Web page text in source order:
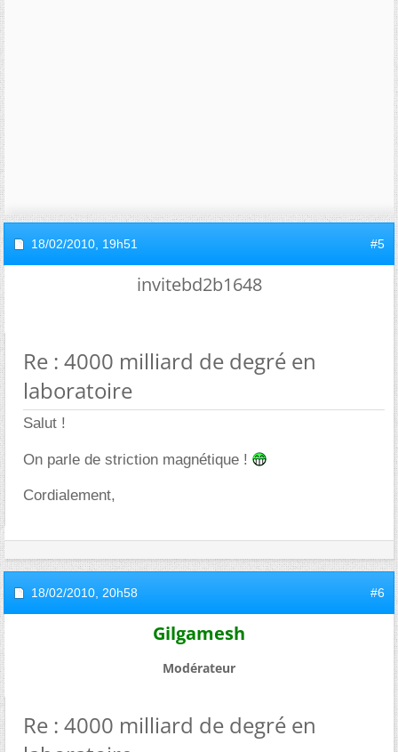
18/02/2010, 19h51 #5
invitebd2b1648
Re : 4000 milliard de degré en
laboratoire
Salut !
On parle de striction magnétique !
Cordialement,
18/02/2010, 20h58 #6
Gilgamesh
Modérateur
Re : 4000 milliard de degré en